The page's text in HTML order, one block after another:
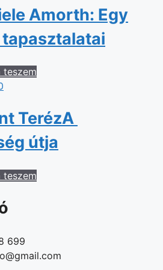
Amorth: Egy
teszem
TerézA ​
útja
teszem
699